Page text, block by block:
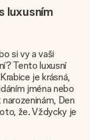
luxusním
si vy a vaši
Tento luxusní
je krásná,
jména nebo
Den
že. Vždycky je